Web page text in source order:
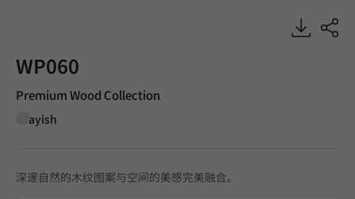
WP060
Premium Wood Collection
Grayish
深邃自然的木纹图案与空间的美感完美融合。